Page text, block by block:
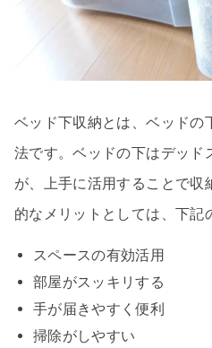
ベッド下収納とは、ベッドの
法です。ベッドの下はデッド
が、上手に活用することで収
的なメリットとしては、下記
スペースの有効活用
部屋がスッキリする
手が届きやすく便利
掃除がしやすい